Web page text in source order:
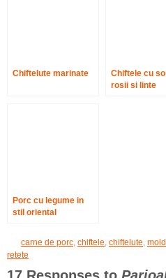
Chiftelute marinate
Chiftele cu
rosii si linte
Porc cu legume in
stil oriental
carne de porc chiftele chiftelute
retete
17 Responses to